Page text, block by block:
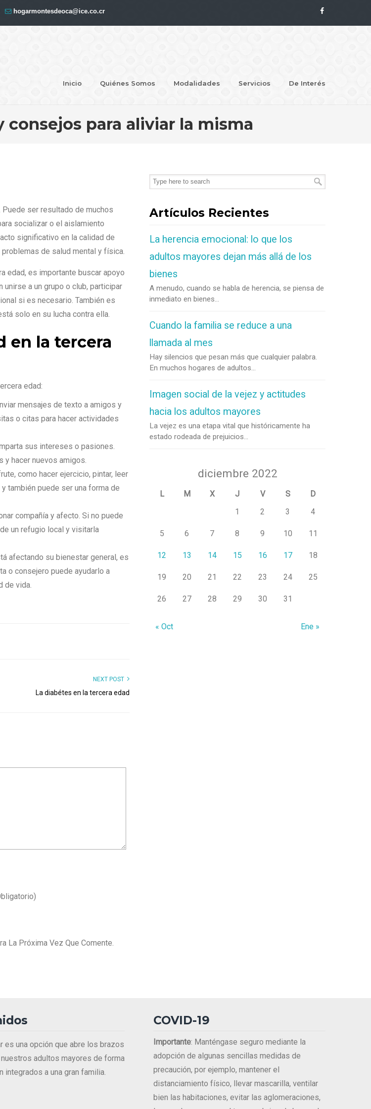
hogarmontesdeoca@ice.co.cr
Inicio Quiénes Somos Modalidades Servicios
De Interés
consejos para aliviar la misma
ser resultado de muchos
socializar o el aislamiento
significativo en la calidad de
de salud mental y física.
edad, es importante buscar apoyo
a un grupo o club, participar
si es necesario. También es
solo en su lucha contra ella.
en la tercera
edad:
mensajes de texto a amigos y
o citas para hacer actividades
sus intereses o pasiones.
y hacer nuevos amigos.
como hacer ejercicio, pintar, leer
también puede ser una forma de
compañía y afecto. Si no puede
un refugio local y visitarla
afectando su bienestar general, es
o consejero puede ayudarlo a
de vida.
NEXT POST
La diabétes en la tercera edad
La Próxima Vez Que Comente.
Artículos Recientes
La herencia emocional: lo que los
adultos mayores dejan más allá de los
bienes
A menudo, cuando se habla de herencia, se piensa de
inmediato en bienes...
Cuando la familia se reduce a una
llamada al mes
Hay silencios que pesan más que cualquier palabra.
En muchos hogares de adultos...
Imagen social de la vejez y actitudes
hacia los adultos mayores
La vejez es una etapa vital que históricamente ha
estado rodeada de prejuicios...
diciembre 2022
L M X J V S
D
1
2 3 4
5 6 7 8 9 10 11
12 13 14 15 16 17 18
19 20 21 22 23 24 25
26 27 28 29 30 31
« Oct Ene »
es una opción que abre los brazos
adultos mayores de forma
integrados a una gran familia.
COVID-19
Importante: Manténgase seguro mediante la
adopción de algunas sencillas medidas de
precaución, por ejemplo, mantener el
distanciamiento físico, llevar mascarilla, ventilar
bien las habitaciones, evitar las aglomeraciones,